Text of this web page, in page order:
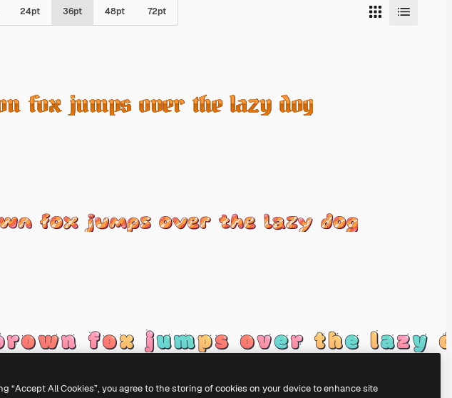
24pt 36pt 48pt 72pt
“Accept All Cookies”, you agree to the storing of cookies on your device to enhance site